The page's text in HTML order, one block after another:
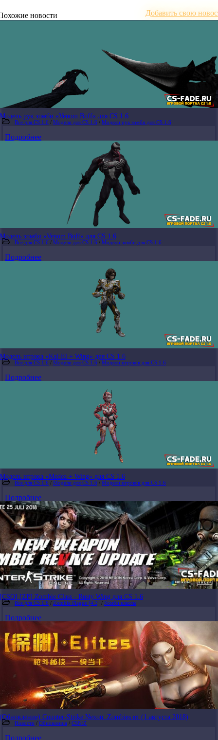
новости Добавить свою
Модель рук зомби «Venom Buff» для CS 1.6
Все для CS 1.6 / Модели для CS 1.6 / Модели рук зомби для CS 1.6
Подробнее
Модель зомби «Venom Buff» для CS 1.6
Все для CS 1.6 / Модели для CS 1.6 / Модели зомби для CS 1.6
Подробнее
Модель игрока «Kal-El + Wing» для CS 1.6
Все для CS 1.6 / Модели для CS 1.6 / Модели игроков для CS 1.6
Подробнее
Модель игрока «Medea + Wing» для CS 1.6
Все для CS 1.6 / Модели для CS 1.6 / Модели игроков для CS 1.6
Подробнее
[CSO] [ZP] Zombie Class - Rusty Wing для CS 1.6
Все для CS 1.6 / Zombie Plague [4.3] / Зомби классы
Подробнее
(Обновление) Counter-Strike Nexon: Zombies от (1 августа 2018)
Новости / Обновления / CSN:Z
Подробнее